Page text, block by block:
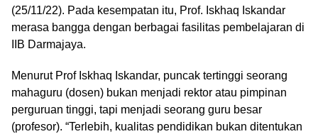
(25/11/22). Pada kesempatan itu, Prof. Iskhaq Iskandar
merasa bangga dengan berbagai fasilitas pembelajaran di
IIB Darmajaya.
Menurut Prof Iskhaq Iskandar, puncak tertinggi seorang
mahaguru (dosen) bukan menjadi rektor atau pimpinan
perguruan tinggi, tapi menjadi seorang guru besar
(profesor). “Terlebih, kualitas pendidikan bukan ditentukan